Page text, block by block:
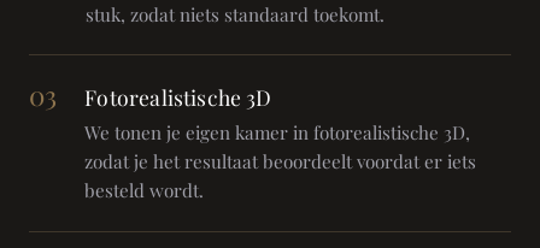
stuk, zodat niets standaard toekomt.
03 Fotorealistische 3D
We tonen je eigen kamer in fotorealistische 3D,
zodat je het resultaat beoordeelt voordat er iets
besteld wordt.